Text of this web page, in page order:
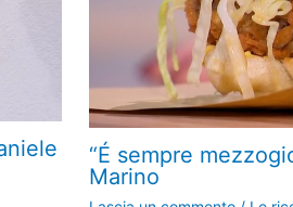
“É sempre
Marino